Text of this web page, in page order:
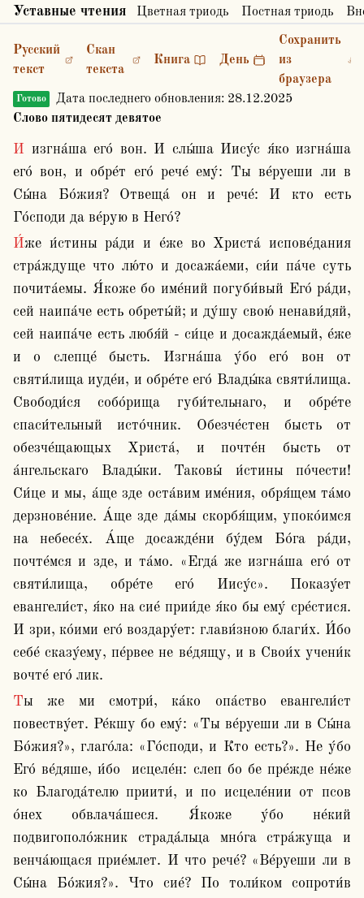
Уставные чтения Цветная триодь Постная триодь
Русский
текст
Скан
текста
Книга День
Сохранить
из
браузера
Готово Дата последнего обновления: 28.12.2025
Слово пятидесят девятое
И изгна́ша его́ вон. И слы́ша Иису́с я́ко изгна́ша
его́ вон, и обре́т его́ рече́ ему́: Ты ве́руеши ли в
Сы́на Бо́жия? Отвеща́ он и рече́: И кто есть
Го́споди да ве́рую в Него́?
И́же и́стины ра́ди и е́же во Христа́ испове́дания
стра́ждуще что лю́то и досажа́еми, си́и па́че суть
почита́емы. Я́коже бо име́ний погуби́вый Его́ ра́ди,
сей наипа́че есть обреты́й; и ду́шу свою́ ненави́дяй,
сей наипа́че есть любя́й - си́це и досажда́емый, е́же
и о слепце́ бысть. Изгна́ша у́бо его́ вон от
святи́лища иуде́и, и обре́те его́ Влады́ка святи́лища.
Свободи́ся собо́рища губи́тельнаго, и обре́те
спаси́тельный исто́чник. Обезче́стен бысть от
обезче́щающых Христа́, и почте́н бысть от
а́нгельскаго Влады́ки. Таковы́ и́стины по́чести!
Си́це и мы, а́ще зде оста́вим име́ния, обря́щем та́мо
дерзнове́ние. А́ще зде да́мы скорбя́щим, упоко́имся
на небесе́х. А́ще досажде́ни бу́дем Бо́га ра́ди,
почте́мся и зде, и та́мо. «Егда́ же изгна́ша его́ от
святи́лища, обре́те его́ Иису́с». Показу́ет
евангели́ст, я́ко на сие́ прии́де я́ко бы ему́ сре́стися.
И зри, ко́ими его́ воздару́ет: глави́зною благи́х. И́бо
себе́ сказу́ему, пе́рвее не ве́дящу, и в Свои́х учени́к
вочте́ его́ лик.
Ты же ми смотри́, ка́ко опа́ство евангели́ст
повеству́ет. Ре́кшу бо ему́: «Ты ве́руеши ли в Сы́на
Бо́жия?», глаго́ла: «Го́споди, и Кто есть?». Не у́бо
Его́ ве́дяше, и́бо  исцеле́н: слеп бо бе пре́жде не́же
ко Благода́телю приити́, и по исцеле́нии от псов
о́нех обвлача́шеся. Я́коже у́бо не́кий
подвигополо́жник страда́льца мно́га стра́жуща и
венча́ющася прие́млет. И что рече́? «Ве́руеши ли в
Сы́на Бо́жия?». Что сие́? По толи́ком сопроти́в